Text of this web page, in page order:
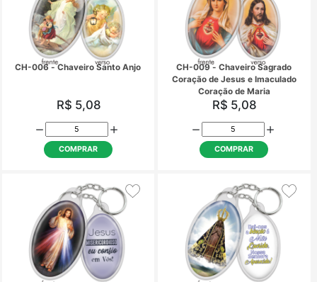
COMPRAR COMPRAR
CH-006 - Chaveiro Santo Anjo
R$ 5,08
CH-009 - Chaveiro
Coração de Jesus e
Coração de
R$ 5,08